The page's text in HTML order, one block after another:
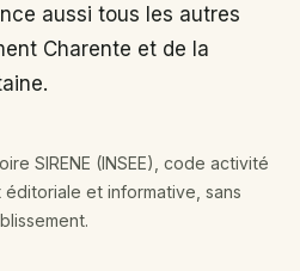
aussi tous les autres
Charente et de la
SIRENE (INSEE), code activité
éditoriale et informative, sans